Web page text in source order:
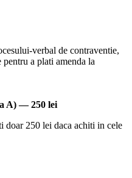
verbal de contraventie,
a plati amenda la
A) — 250 lei
doar 250 lei daca achiti in cele